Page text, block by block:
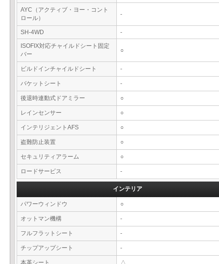
AYC（アクティブ・ヨー・コント
ロール）
-
SH-4WD
-
ISOFIX対応チャイルドシート固定
バー
○
ビルドインチャイルドシート -
バケットシート -
後退時連動式ドアミラー ○
レインセンサー ○
インテリジェントAFS ○
盗難防止装置 ○
セキュリティアラーム ○
ロードサービス -
インテリア
パワーウィンドウ ○
オットマン機構 -
フルフラットシート -
チップアップシート -
本革シート △